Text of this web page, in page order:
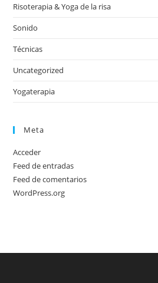
Risoterapia & Yoga de la risa
Sonido
Técnicas
Uncategorized
Yogaterapia
Meta
Acceder
Feed de entradas
Feed de comentarios
WordPress.org